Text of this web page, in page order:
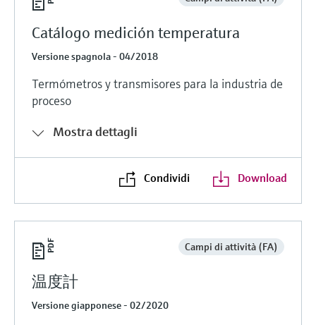
Catálogo medición temperatura
Versione spagnola - 04/2018
Termómetros y transmisores para la industria de
proceso
Mostra dettagli
Condividi Download
Campi di attività (FA)
温度計
Versione giapponese - 02/2020